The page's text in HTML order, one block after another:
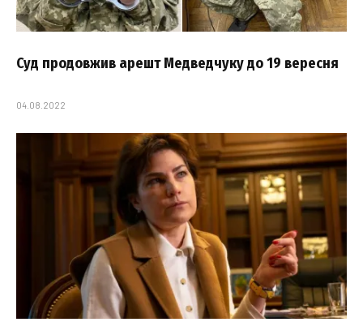
Суд продовжив арешт Медведчуку до 19 вересня
04.08.2022